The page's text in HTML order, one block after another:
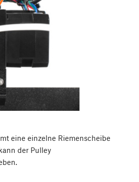
eine einzelne Riemenscheibe
der Pulley